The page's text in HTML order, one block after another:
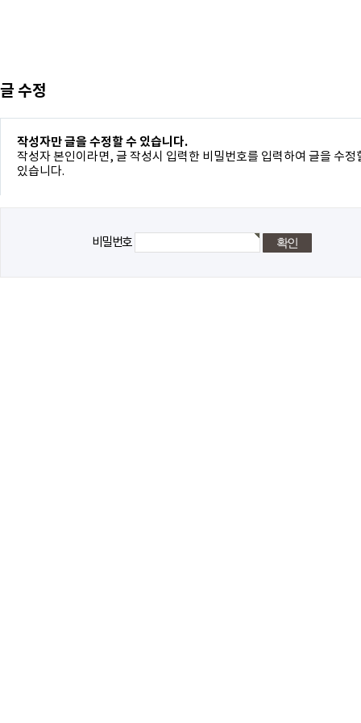
글 수정
작성자만 글을 수정할 수 있습니다.
작성자 본인이라면, 글 작성시 입력한 비밀번호를 입력하여 글을 수정
있습니다.
비밀번호